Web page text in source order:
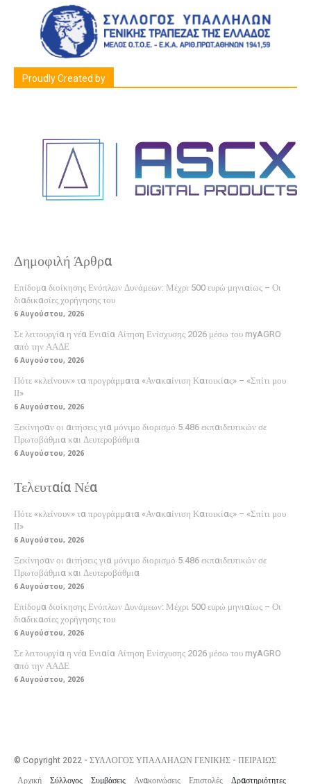
Proudly Created by
Δημοφιλή Άρθρα
Επίδομα διοίκησης Ενόπλων Δυνάμεων: Μέχρι 500 ευρώ μηνιαίως – Οι
διαδικασίες χορήγησης του
6 Αυγούστου, 2026
Σε λειτουργία η νέα Ενιαία Αίτηση Ενίσχυσης 2026 μέσω του myAGRO
από την ΑΑΔΕ
6 Αυγούστου, 2026
Πότε «κλείνουν» τα προγράμματα «Ανακαίνιση Κατοικίας» – «Σπίτι μου
ΙΙ»
6 Αυγούστου, 2026
Ξεκίνησαν οι αιτήσεις για μόνιμο διορισμό 5.486 εκπαιδευτικών σε
Πρωτοβάθμια και Δευτεροβάθμια
6 Αυγούστου, 2026
Τελευταία Νέα
Πότε «κλείνουν» τα προγράμματα «Ανακαίνιση Κατοικίας» – «Σπίτι μου
ΙΙ»
6 Αυγούστου, 2026
Ξεκίνησαν οι αιτήσεις για μόνιμο διορισμό 5.486 εκπαιδευτικών σε
Πρωτοβάθμια και Δευτεροβάθμια
6 Αυγούστου, 2026
Επίδομα διοίκησης Ενόπλων Δυνάμεων: Μέχρι 500 ευρώ μηνιαίως – Οι
διαδικασίες χορήγησης του
6 Αυγούστου, 2026
Σε λειτουργία η νέα Ενιαία Αίτηση Ενίσχυσης 2026 μέσω του myAGRO
από την ΑΑΔΕ
6 Αυγούστου, 2026
© Copyright 2022 - ΣΥΛΛΟΓΟΣ ΥΠΑΛΛΗΛΩΝ ΓΕΝΙΚΗΣ - ΠΕΙΡΑΙΩΣ
Αρχική
Σύλλογος Συμβάσεις Ανακοινώσεις Επιστολές Δραστηριότητες